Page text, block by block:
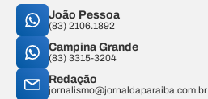
João Pessoa
(83) 2106.1892
Campina Grande
(83) 3315-3204
Redação
jornalismo@jornaldaparaiba.com.br